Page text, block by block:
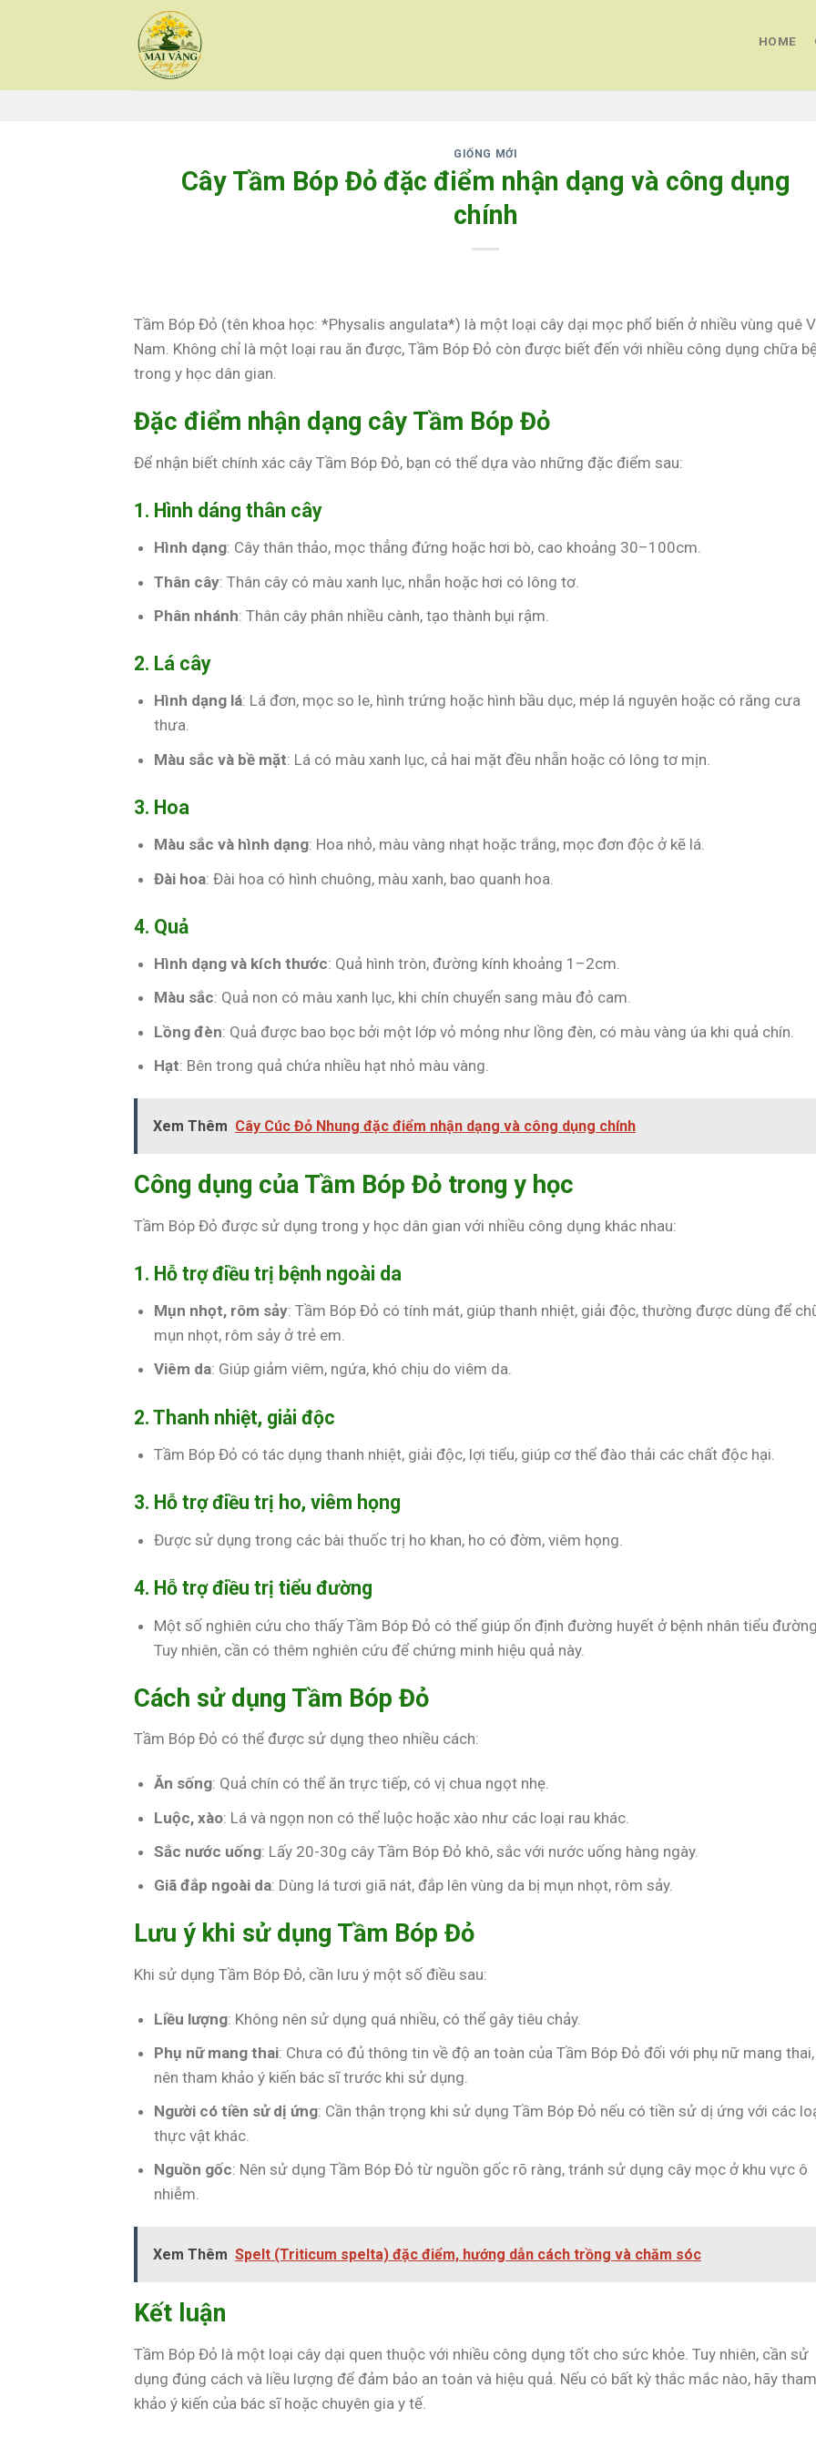
HOME
GIỐNG MỚI
Cây Tầm Bóp Đỏ đặc điểm nhận dạng và công dụng
chính
Tầm Bóp Đỏ (tên khoa học: *Physalis angulata*) là một loại cây dại mọc phổ biến ở nhiều vùng quê
Nam. Không chỉ là một loại rau ăn được, Tầm Bóp Đỏ còn được biết đến với nhiều công dụng chữa
trong y học dân gian.
Đặc điểm nhận dạng cây Tầm Bóp Đỏ
Để nhận biết chính xác cây Tầm Bóp Đỏ, bạn có thể dựa vào những đặc điểm sau:
1. Hình dáng thân cây
Hình dạng: Cây thân thảo, mọc thẳng đứng hoặc hơi bò, cao khoảng 30–100cm.
Thân cây: Thân cây có màu xanh lục, nhẵn hoặc hơi có lông tơ.
Phân nhánh: Thân cây phân nhiều cành, tạo thành bụi rậm.
2. Lá cây
Hình dạng lá: Lá đơn, mọc so le, hình trứng hoặc hình bầu dục, mép lá nguyên hoặc có răng cưa
thưa.
Màu sắc và bề mặt: Lá có màu xanh lục, cả hai mặt đều nhẵn hoặc có lông tơ mịn.
3. Hoa
Màu sắc và hình dạng: Hoa nhỏ, màu vàng nhạt hoặc trắng, mọc đơn độc ở kẽ lá.
Đài hoa: Đài hoa có hình chuông, màu xanh, bao quanh hoa.
4. Quả
Hình dạng và kích thước: Quả hình tròn, đường kính khoảng 1–2cm.
Màu sắc: Quả non có màu xanh lục, khi chín chuyển sang màu đỏ cam.
Lồng đèn: Quả được bao bọc bởi một lớp vỏ mỏng như lồng đèn, có màu vàng úa khi quả chín.
Hạt: Bên trong quả chứa nhiều hạt nhỏ màu vàng.
Xem Thêm Cây Cúc Đỏ Nhung đặc điểm nhận dạng và công dụng chính
Công dụng của Tầm Bóp Đỏ trong y học
Tầm Bóp Đỏ được sử dụng trong y học dân gian với nhiều công dụng khác nhau:
1. Hỗ trợ điều trị bệnh ngoài da
Mụn nhọt, rôm sảy: Tầm Bóp Đỏ có tính mát, giúp thanh nhiệt, giải độc, thường được dùng để
mụn nhọt, rôm sảy ở trẻ em.
Viêm da: Giúp giảm viêm, ngứa, khó chịu do viêm da.
2. Thanh nhiệt, giải độc
Tầm Bóp Đỏ có tác dụng thanh nhiệt, giải độc, lợi tiểu, giúp cơ thể đào thải các chất độc hại.
3. Hỗ trợ điều trị ho, viêm họng
Được sử dụng trong các bài thuốc trị ho khan, ho có đờm, viêm họng.
4. Hỗ trợ điều trị tiểu đường
Một số nghiên cứu cho thấy Tầm Bóp Đỏ có thể giúp ổn định đường huyết ở bệnh nhân tiểu
Tuy nhiên, cần có thêm nghiên cứu để chứng minh hiệu quả này.
Cách sử dụng Tầm Bóp Đỏ
Tầm Bóp Đỏ có thể được sử dụng theo nhiều cách:
Ăn sống: Quả chín có thể ăn trực tiếp, có vị chua ngọt nhẹ.
Luộc, xào: Lá và ngọn non có thể luộc hoặc xào như các loại rau khác.
Sắc nước uống: Lấy 20-30g cây Tầm Bóp Đỏ khô, sắc với nước uống hàng ngày.
Giã đắp ngoài da: Dùng lá tươi giã nát, đắp lên vùng da bị mụn nhọt, rôm sảy.
Lưu ý khi sử dụng Tầm Bóp Đỏ
Khi sử dụng Tầm Bóp Đỏ, cần lưu ý một số điều sau:
Liều lượng: Không nên sử dụng quá nhiều, có thể gây tiêu chảy.
Phụ nữ mang thai: Chưa có đủ thông tin về độ an toàn của Tầm Bóp Đỏ đối với phụ nữ mang thai,
nên tham khảo ý kiến bác sĩ trước khi sử dụng.
Người có tiền sử dị ứng: Cần thận trọng khi sử dụng Tầm Bóp Đỏ nếu có tiền sử dị ứng với các
thực vật khác.
Nguồn gốc: Nên sử dụng Tầm Bóp Đỏ từ nguồn gốc rõ ràng, tránh sử dụng cây mọc ở khu vực ô
nhiễm.
Xem Thêm Spelt (Triticum spelta) đặc điểm, hướng dẫn cách trồng và chăm sóc
Kết luận
Tầm Bóp Đỏ là một loại cây dại quen thuộc với nhiều công dụng tốt cho sức khỏe. Tuy nhiên, cần sử
dụng đúng cách và liều lượng để đảm bảo an toàn và hiệu quả. Nếu có bất kỳ thắc mắc nào, hãy tham
khảo ý kiến của bác sĩ hoặc chuyên gia y tế.